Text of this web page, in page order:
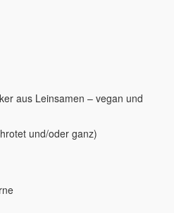
aus Leinsamen – vegan und
und/oder ganz)